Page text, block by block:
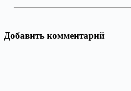
Добавить комментарий